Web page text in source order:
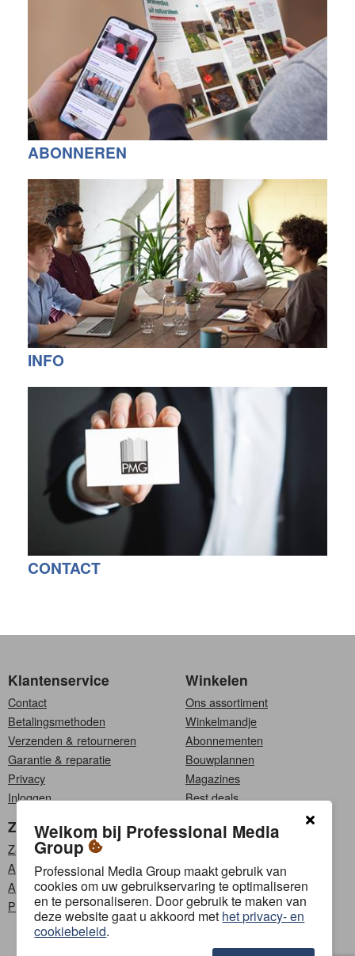
ABONNEREN
INFO
CONTACT
Klantenservice
Contact
Betalingsmethoden
Verzenden & retourneren
Garantie & reparatie
Privacy
Inloggen
Winkelen
Ons assortiment
Winkelmandje
Abonnementen
Bouwplannen
Magazines
Best deals
Zakelijk
Zakelijke klanten
Affiliate programma
Adverteren
PMG Content Lab
Kies een taal
Français
Volg ons
Welkom bij Professional Media
Group
Professional Media Group maakt gebruik van
cookies om uw gebruikservaring te optimaliseren
en te personaliseren. Door gebruik te maken van
deze website gaat u akkoord met het privacy- en
cookiebeleid.